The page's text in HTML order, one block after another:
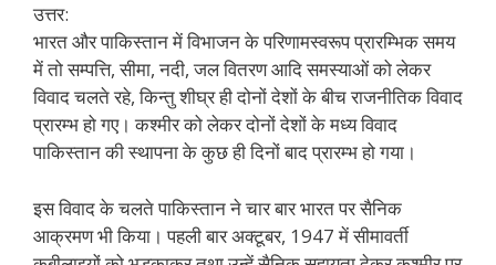
उत्तर:
भारत और पाकिस्तान में विभाजन के परिणामस्वरूप प्रारम्भिक समय
में तो सम्पत्ति, सीमा, नदी, जल वितरण आदि समस्याओं को लेकर
विवाद चलते रहे, किन्तु शीघ्र ही दोनों देशों के बीच राजनीतिक विवाद
प्रारम्भ हो गए। कश्मीर को लेकर दोनों देशों के मध्य विवाद
पाकिस्तान की स्थापना के कुछ ही दिनों बाद प्रारम्भ हो गया।
इस विवाद के चलते पाकिस्तान ने चार बार भारत पर सैनिक
आक्रमण भी किया। पहली बार अक्टूबर, 1947 में सीमावर्ती